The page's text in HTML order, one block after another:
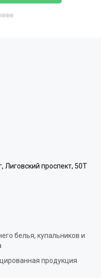
Лиговский проспект, 50Т
белья, купальников и
продукция